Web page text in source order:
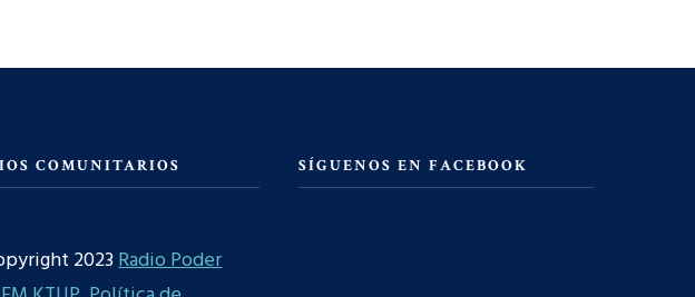
COMUNITARIOS
2023Radio Poder
SÍGUENOS EN FACEBOOK